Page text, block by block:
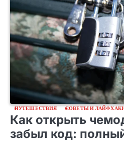
ПУТЕШЕСТВИЯ СОВЕТЫ И
Как открыть
забыл код: